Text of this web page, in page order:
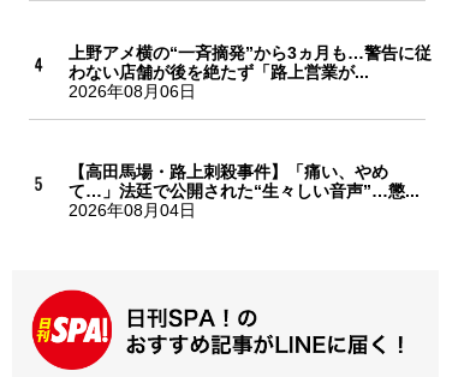
上野アメ横の“一斉摘発”から3ヵ月も…警告に従
わない店舗が後を絶たず「路上営業が...
2026年08月06日
【高田馬場・路上刺殺事件】「痛い、やめ
て…」法廷で公開された“生々しい音声”…懲...
2026年08月04日